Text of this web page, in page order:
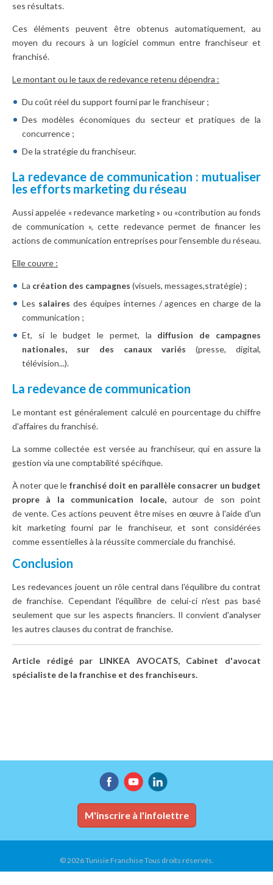
ses résultats.
Ces éléments peuvent être obtenus automatiquement, au
moyen du recours à un logiciel commun entre franchiseur et
franchisé.
Le montant ou le taux de redevance retenu dépendra :
Du coût réel du support fourni par le franchiseur ;
Des modèles économiques du secteur et pratiques de la
concurrence ;
De la stratégie du franchiseur.
La redevance de communication : mutualiser
les efforts marketing du réseau
Aussi appelée « redevance marketing » ou «contribution au fonds
de communication », cette redevance permet de financer les
actions de communication entreprises pour l'ensemble du réseau.
Elle couvre :
La création des campagnes (visuels, messages,stratégie) ;
Les salaires des équipes internes / agences en charge de la
communication ;
Et, si le budget le permet, la diffusion de campagnes
nationales, sur des canaux variés (presse, digital,
télévision...).
La redevance de communication
Le montant est généralement calculé en pourcentage du chiffre
d'affaires du franchisé.
La somme collectée est versée au franchiseur, qui en assure la
gestion via une comptabilité spécifique.
À noter que le franchisé doit en parallèle consacrer un budget
propre à la communication locale,autour de son point
de vente. Ces actions peuvent être mises en œuvre à l'aide d'un
kit marketing fourni par le franchiseur, et sont considérées
comme essentielles à la réussite commerciale du franchisé.
Conclusion
Les redevances jouent un rôle central dans l'équilibre du contrat
de franchise. Cependant l'équilibre de celui-ci n'est pas basé
seulement que sur les aspects financiers. Il convient d'analyser
les autres clauses du contrat de franchise.
Article rédigé par LINKEA AVOCATS, Cabinet d'avocat
spécialiste de la franchise et des franchiseurs.
M'inscrire à l'infolettre
© 2026 Tunisie Franchise Tous droits réservés.